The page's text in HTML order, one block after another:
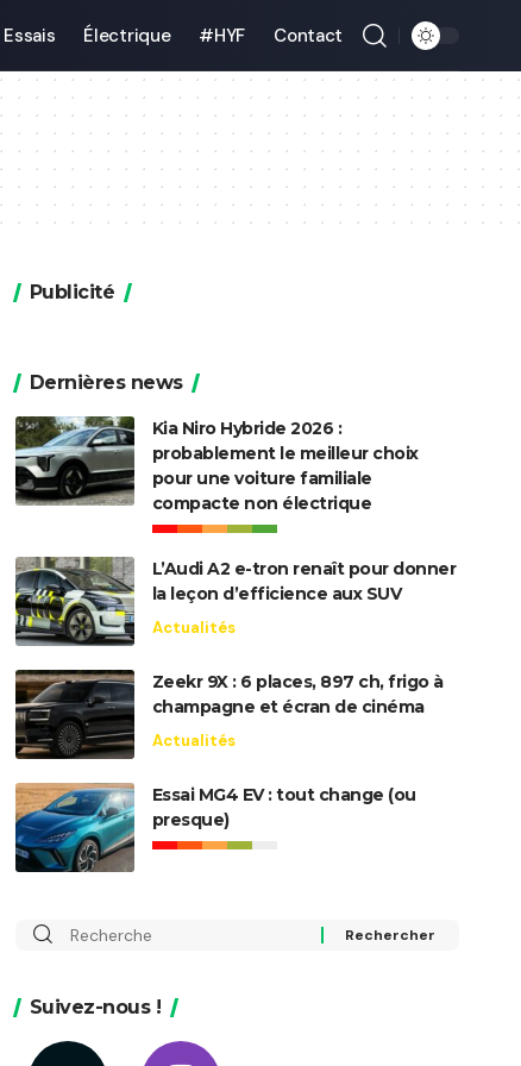
Essais Électrique #HYF Contact
Publicité
Dernières news
Kia Niro Hybride 2026 :
probablement le meilleur choix
pour une voiture familiale
compacte non électrique
L’Audi A2 e-tron renaît pour donner
la leçon d’efficience aux SUV
Actualités
Zeekr 9X : 6 places, 897 ch, frigo à
champagne et écran de cinéma
Actualités
Essai MG4 EV : tout change (ou
presque)
Rechercher
Suivez-nous !